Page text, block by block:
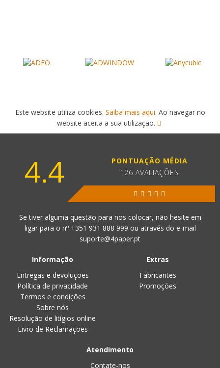
Este website utiliza cookies. Saiba mais aqui. Ao navegar no
website aceita a sua utilização.
4.4
PONTUAÇÃO MÉDIA
126 AVALIAÇÕES
Se tiver alguma questão para nos colocar, não hesite em
ligar para o nº +351 931 888 999 ou através do e-mail
suporte@4paper.pt
Informação
Entregas e devoluções
Política de privacidade
Termos e condições
Sobre nós
Resolução de litígios online
Livro de Reclamações
Extras
Fabricantes
Promoções
Atendimento
Contate-nos